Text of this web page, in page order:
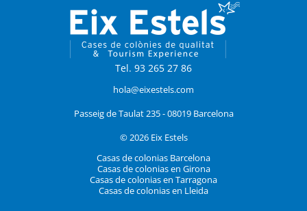
Tel. 93 265 27 86
hola@eixestels.com
Passeig de Taulat 235 - 08019 Barcelona
© 2026 Eix Estels
Casas de colonias Barcelona
Casas de colonias en Girona
Casas de colonias en Tarragona
Casas de colonias en Lleida